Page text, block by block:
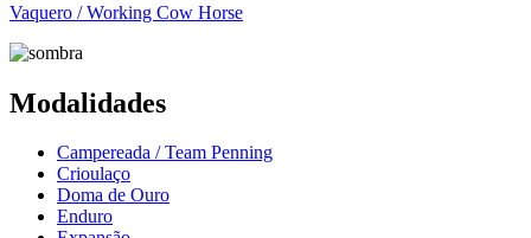
Vaquero / Working Cow Horse
Modalidades
Campereada / Team Penning
Crioulaço
Doma de Ouro
Enduro